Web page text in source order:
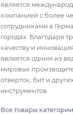
является
компанией с более
сотрудниками в
городах. Благодаря
качеству и
является одним из
мировых
отверток, бит и
инструментов.
Все товары категории